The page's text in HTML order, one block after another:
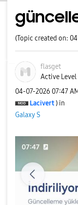
(Topic created on:
flasget
Active Level
‎04-07-2026 07:47
Lacivert ) in
Galaxy S